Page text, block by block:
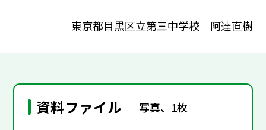
東京都目黒区立第三中学校 阿達直樹
資料ファイル 写真、1枚